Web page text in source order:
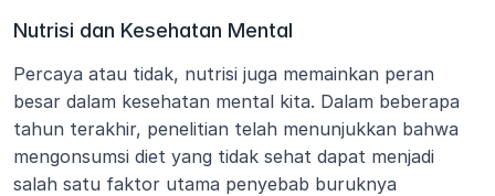
Nutrisi dan Kesehatan Mental
Percaya atau tidak, nutrisi juga memainkan peran
besar dalam kesehatan mental kita. Dalam beberapa
tahun terakhir, penelitian telah menunjukkan bahwa
mengonsumsi diet yang tidak sehat dapat menjadi
salah satu faktor utama penyebab buruknya